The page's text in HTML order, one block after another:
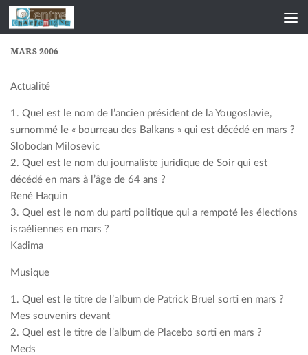
Skip to content
MARS 2006
Actualité
1. Quel est le nom de l’ancien président de la Yougoslavie,
surnommé le « bourreau des Balkans » qui est décédé en mars ?
Slobodan Milosevic
2. Quel est le nom du journaliste juridique de Soir qui est
décédé en mars à l’âge de 64 ans ?
René Haquin
3. Quel est le nom du parti politique qui a rempoté les élections
israéliennes en mars ?
Kadima
Musique
1. Quel est le titre de l’album de Patrick Bruel sorti en mars ?
Mes souvenirs devant
2. Quel est le titre de l’album de Placebo sorti en mars ?
Meds